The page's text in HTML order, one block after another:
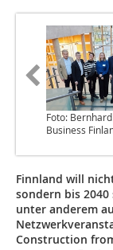
Foto:
Business
Finnland will
sondern bis
unter anderem
Construction